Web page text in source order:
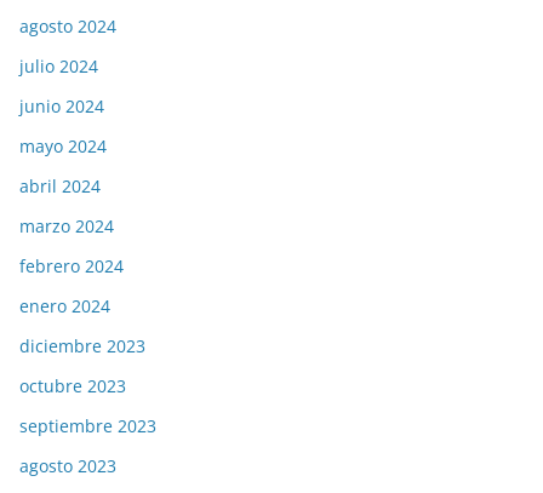
agosto 2024
julio 2024
junio 2024
mayo 2024
abril 2024
marzo 2024
febrero 2024
enero 2024
diciembre 2023
octubre 2023
septiembre 2023
agosto 2023